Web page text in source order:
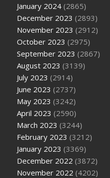
January 2024 (2865)
December 2023 (2893)
November 2023 (2912)
October 2023 (2975)
September 2023 (2867)
August 2023 (3139)
July 2023 (2914)
June 2023 (2737)
May 2023 (3242)
April 2023 (2590)
March 2023 (3244)
February 2023 (3212)
January 2023 (3369)
December 2022 (3872)
November 2022 (4202)